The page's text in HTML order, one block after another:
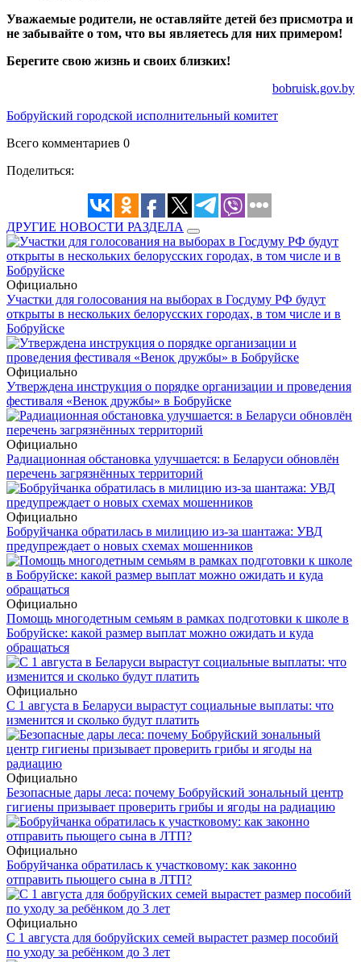
Уважаемые родители, не оставляйте детей без присмотра и
не забывайте о том, что вы являетесь для них примером!
Берегите свою жизнь и своих близких!
bobruisk.gov.by
Бобруйский городской исполнительный комитет
Всего комментариев 0
Поделиться:
ДРУГИЕ НОВОСТИ РАЗДЕЛА
Официально
Участки для голосования на выборах в Госдуму РФ будут
открыты в нескольких белорусских городах, в том числе и в
Бобруйске
Официально
Утверждена инструкция о порядке организации и проведения
фестиваля «Венок дружбы» в Бобруйске
Официально
Радиационная обстановка улучшается: в Беларуси обновлён
перечень загрязнённых территорий
Официально
Бобруйчанка обратилась в милицию из-за шантажа: УВД
предупреждает о новых схемах мошенников
Официально
Помощь многодетным семьям в рамках подготовки к школе в
Бобруйске: какой размер выплат можно ожидать и куда
обращаться
Официально
С 1 августа в Беларуси вырастут социальные выплаты: что
изменится и сколько будут платить
Официально
Безопасные дары леса: почему Бобруйский зональный центр
гигиены призывает проверить грибы и ягоды на радиацию
Официально
Бобруйчанка обратилась к участковому: как законно
отправить пьющего сына в ЛТП?
Официально
С 1 августа для бобруйских семей вырастет размер пособий
по уходу за ребёнком до 3 лет